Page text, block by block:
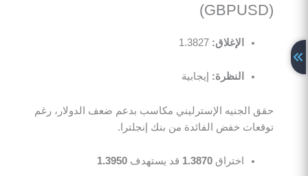
(GBPUSD)
الإغلاق: 1.3827
النظرة: إيجابية
حقق الجنيه الإسترليني مكاسب بدعم ضعف الدولار، رغم
توقعات خفض الفائدة من بنك إنجلترا.
اختراق1.3870 قد يستهدف1.3950